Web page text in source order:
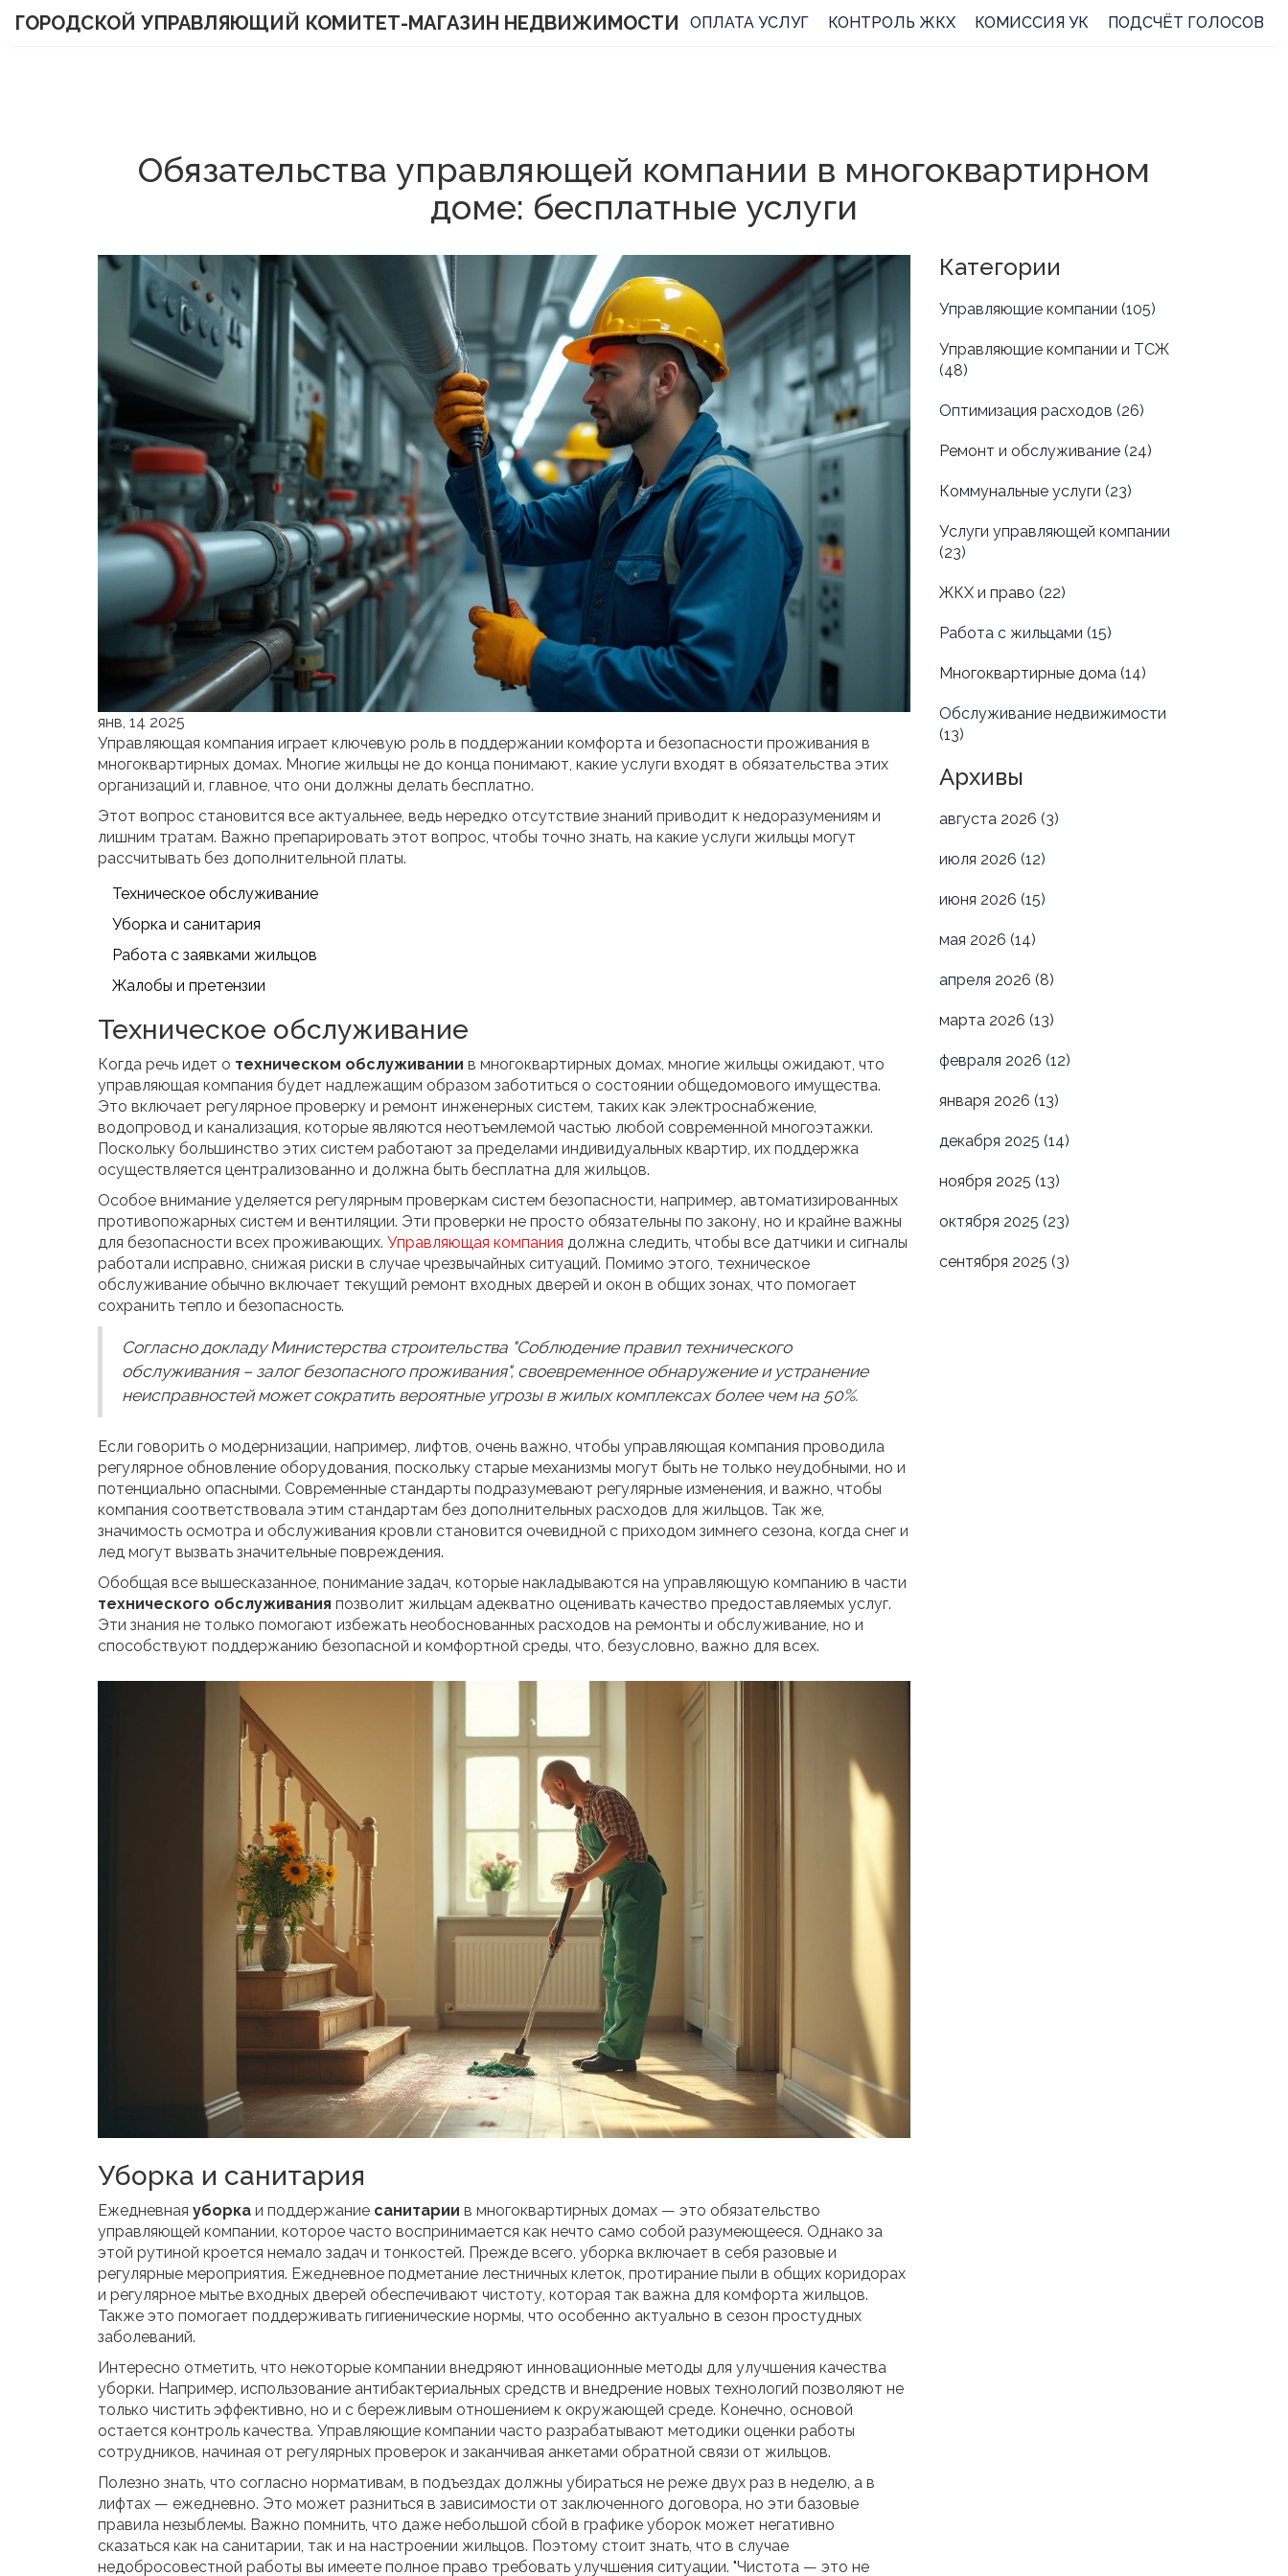
ГОРОДСКОЙ УПРАВЛЯЮЩИЙ КОМИТЕТ-МАГАЗИН НЕДВИЖИМОСТИ ОПЛАТА УСЛУГ КОНТРОЛЬ ЖКХ КОМИССИЯ УК ПОДСЧЁТ ГОЛОСОВ
Обязательства управляющей компании в многоквартирном
доме: бесплатные услуги
янв, 14 2025
Управляющая компания играет ключевую роль в поддержании комфорта и безопасности проживания в
многоквартирных домах. Многие жильцы не до конца понимают, какие услуги входят в обязательства этих
организаций и, главное, что они должны делать бесплатно.
Этот вопрос становится все актуальнее, ведь нередко отсутствие знаний приводит к недоразумениям и
лишним тратам. Важно препарировать этот вопрос, чтобы точно знать, на какие услуги жильцы могут
рассчитывать без дополнительной платы.
Техническое обслуживание
Уборка и санитария
Работа с заявками жильцов
Жалобы и претензии
Техническое обслуживание
Когда речь идет о техническом обслуживании в многоквартирных домах, многие жильцы ожидают, что
управляющая компания будет надлежащим образом заботиться о состоянии общедомового имущества.
Это включает регулярное проверку и ремонт инженерных систем, таких как электроснабжение,
водопровод и канализация, которые являются неотъемлемой частью любой современной многоэтажки.
Поскольку большинство этих систем работают за пределами индивидуальных квартир, их поддержка
осуществляется централизованно и должна быть бесплатна для жильцов.
Особое внимание уделяется регулярным проверкам систем безопасности, например, автоматизированных
противопожарных систем и вентиляции. Эти проверки не просто обязательны по закону, но и крайне важны
для безопасности всех проживающих. Управляющая компания должна следить, чтобы все датчики и сигналы
работали исправно, снижая риски в случае чрезвычайных ситуаций. Помимо этого, техническое
обслуживание обычно включает текущий ремонт входных дверей и окон в общих зонах, что помогает
сохранить тепло и безопасность.
Согласно докладу Министерства строительства "Соблюдение правил технического
обслуживания – залог безопасного проживания", своевременное обнаружение и устранение
неисправностей может сократить вероятные угрозы в жилых комплексах более чем на 50%.
Если говорить о модернизации, например, лифтов, очень важно, чтобы управляющая компания проводила
регулярное обновление оборудования, поскольку старые механизмы могут быть не только неудобными, но и
потенциально опасными. Современные стандарты подразумевают регулярные изменения, и важно, чтобы
компания соответствовала этим стандартам без дополнительных расходов для жильцов. Так же,
значимость осмотра и обслуживания кровли становится очевидной с приходом зимнего сезона, когда снег и
лед могут вызвать значительные повреждения.
Обобщая все вышесказанное, понимание задач, которые накладываются на управляющую компанию в части
технического обслуживания позволит жильцам адекватно оценивать качество предоставляемых услуг.
Эти знания не только помогают избежать необоснованных расходов на ремонты и обслуживание, но и
способствуют поддержанию безопасной и комфортной среды, что, безусловно, важно для всех.
Уборка и санитария
Ежедневная уборка и поддержание санитарии в многоквартирных домах — это обязательство
управляющей компании, которое часто воспринимается как нечто само собой разумеющееся. Однако за
этой рутиной кроется немало задач и тонкостей. Прежде всего, уборка включает в себя разовые и
регулярные мероприятия. Ежедневное подметание лестничных клеток, протирание пыли в общих коридорах
и регулярное мытье входных дверей обеспечивают чистоту, которая так важна для комфорта жильцов.
Также это помогает поддерживать гигиенические нормы, что особенно актуально в сезон простудных
заболеваний.
Интересно отметить, что некоторые компании внедряют инновационные методы для улучшения качества
уборки. Например, использование антибактериальных средств и внедрение новых технологий позволяют не
только чистить эффективно, но и с бережливым отношением к окружающей среде. Конечно, основой
остается контроль качества. Управляющие компании часто разрабатывают методики оценки работы
сотрудников, начиная от регулярных проверок и заканчивая анкетами обратной связи от жильцов.
Полезно знать, что согласно нормативам, в подъездах должны убираться не реже двух раз в неделю, а в
лифтах — ежедневно. Это может разниться в зависимости от заключенного договора, но эти базовые
правила незыблемы. Важно помнить, что даже небольшой сбой в графике уборок может негативно
сказаться как на санитарии, так и на настроении жильцов. Поэтому стоит знать, что в случае
недобросовестной работы вы имеете полное право требовать улучшения ситуации. "Чистота — это не
Категории
Управляющие компании (105)
Управляющие компании и ТСЖ
(48)
Оптимизация расходов (26)
Ремонт и обслуживание (24)
Коммунальные услуги (23)
Услуги управляющей компании
(23)
ЖКХ и право (22)
Работа с жильцами (15)
Многоквартирные дома (14)
Обслуживание недвижимости
(13)
Архивы
августа 2026 (3)
июля 2026 (12)
июня 2026 (15)
мая 2026 (14)
апреля 2026 (8)
марта 2026 (13)
февраля 2026 (12)
января 2026 (13)
декабря 2025 (14)
ноября 2025 (13)
октября 2025 (23)
сентября 2025 (3)